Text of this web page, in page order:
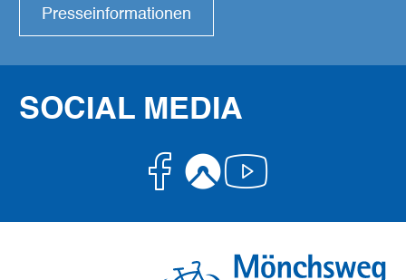
Presseinformationen
SOCIAL MEDIA
Facebook
Komoot
Youtube